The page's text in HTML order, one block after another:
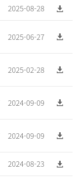
2025-08-28
2025-06-27
2025-02-28
2024-09-09
2024-09-09
2024-08-23